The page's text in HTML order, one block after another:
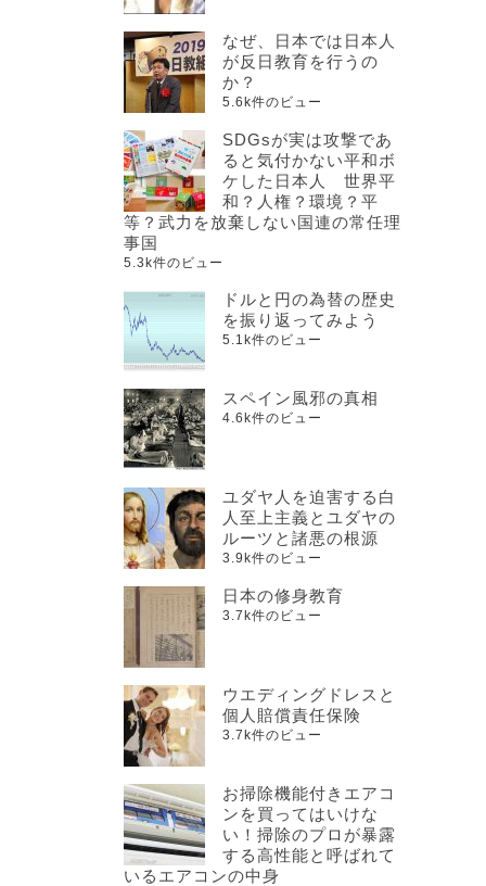
なぜ、日本では日本人
が反日教育を行うの
か？
5.6k件のビュー
SDGsが実は攻撃であ
ると気付かない平和ボ
ケした日本人 世界平
和？人権？環境？平
等？武力を放棄しない国連の常任理
事国
5.3k件のビュー
ドルと円の為替の歴史
を振り返ってみよう
5.1k件のビュー
スペイン風邪の真相
4.6k件のビュー
ユダヤ人を迫害する白
人至上主義とユダヤの
ルーツと諸悪の根源
3.9k件のビュー
日本の修身教育
3.7k件のビュー
ウエディングドレスと
個人賠償責任保険
3.7k件のビュー
お掃除機能付きエアコ
ンを買ってはいけな
い！掃除のプロが暴露
する高性能と呼ばれて
いるエアコンの中身